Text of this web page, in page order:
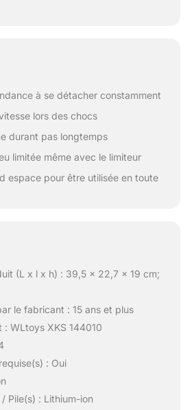
à se détacher constamment
lors des chocs
durant pas longtemps
limitée même avec le limiteur
espace pour être utilisée en toute
(L x l x h) : 39,5 x 22,7 x 19 cm;
le fabricant : 15 ans et plus
WLtoys XKS 144010
: Oui
Pile(s) : Lithium-ion